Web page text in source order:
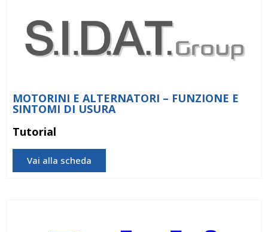
MOTORINI E ALTERNATORI – FUNZIONE E
SINTOMI DI USURA
Tutorial
Vai alla scheda